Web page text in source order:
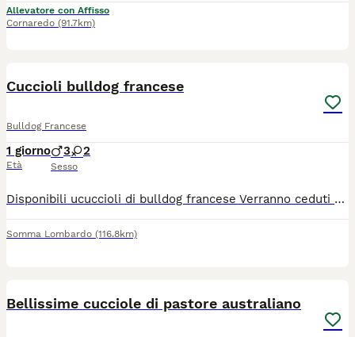
Allevatore con Affisso
Cornaredo (91.7km)
Cuccioli bulldog francese
Bulldog Francese
1 giorno
Età
3 2
Sesso
Disponibili ucuccioli di bulldog francese Verranno ceduti completi di : vaccinazioni, microchip, libretto sanitario con iscrizione all anagrafe canina , ciclo completo di sverminazione e certificato veterinario di buona salute. Genitori entrambi miei e visibili. Whatsapp 3345086569
Somma Lombardo (116.8km)
Bellissime cucciole di pastore australiano